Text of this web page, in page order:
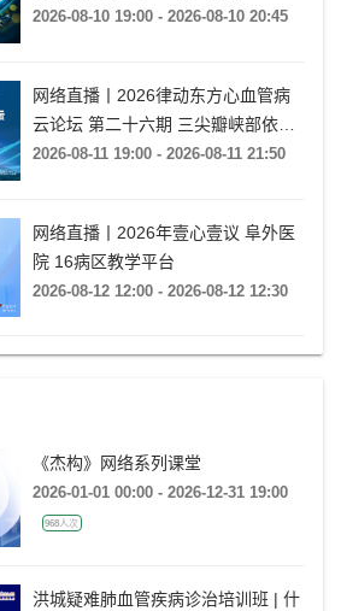
2026-08-10 19:00 - 2026-08-10 20:45
网络直播丨2026律动东方心血管病
云论坛 第二十六期 三尖瓣峡部依赖
房扑的心电特征与导管消融
2026-08-11 19:00 - 2026-08-11 21:50
网络直播丨2026年壹心壹议 阜外医
院 16病区教学平台
2026-08-12 12:00 - 2026-08-12 12:30
《杰构》网络系列课堂
2026-01-01 00:00 - 2026-12-31 19:00
968人次
洪城疑难肺血管疾病诊治培训班 | 什